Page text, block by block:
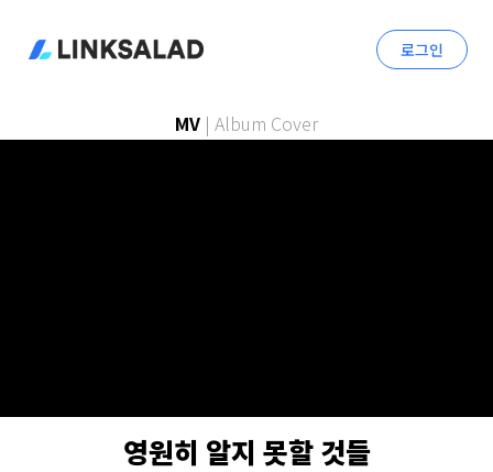
로그인
MV | Album Cover
영원히 알지 못할 것들